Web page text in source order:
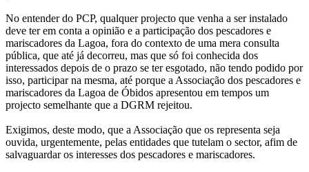
No entender do PCP, qualquer projecto que venha a ser instalado
deve ter em conta a opinião e a participação dos pescadores e
mariscadores da Lagoa, fora do contexto de uma mera consulta
pública, que até já decorreu, mas que só foi conhecida dos
interessados depois de o prazo se ter esgotado, não tendo podido por
isso, participar na mesma, até porque a Associação dos pescadores e
mariscadores da Lagoa de Óbidos apresentou em tempos um
projecto semelhante que a DGRM rejeitou.
Exigimos, deste modo, que a Associação que os representa seja
ouvida, urgentemente, pelas entidades que tutelam o sector, afim de
salvaguardar os interesses dos pescadores e mariscadores.